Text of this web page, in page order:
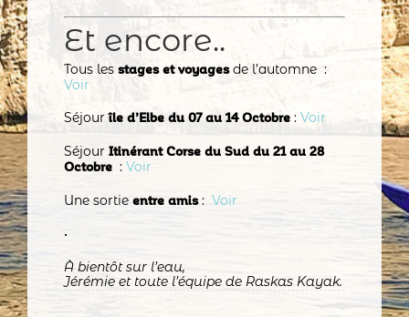
Et encore..
Tous les stages et voyagesde l’automne :
Voir
Séjourîle d’Elbe du 07 au 14 Octobre : Voir
Séjour Itinérant Corse du Sud du 21 au 28
Octobre : Voir
Une sortie entre amis : Voir
•
À bientôt sur l’eau,
Jérémie et toute l’équipe de Raskas Kayak.